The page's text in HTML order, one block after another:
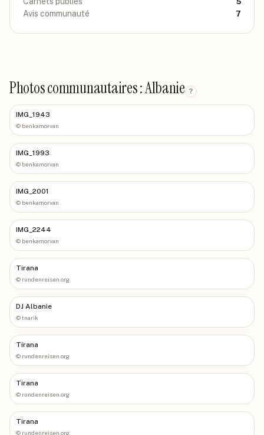
Avis communauté 7
Photos communautaires : Albanie ?
IMG_1943
© benkamorvan
IMG_1993
© benkamorvan
IMG_2001
© benkamorvan
IMG_2244
© benkamorvan
Tirana
© rundenreisen.org
DJ Albanie
©tnarik
Tirana
© rundenreisen.org
Tirana
© rundenreisen.org
Tirana
© rundenreisen.org